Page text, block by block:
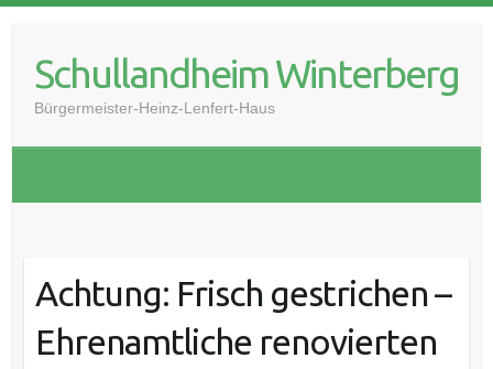
contentSchullandheim Winterberg
Bürgermeister-Heinz-Lenfert-Haus
Achtung: Frisch gestrichen –
Ehrenamtliche renovierten